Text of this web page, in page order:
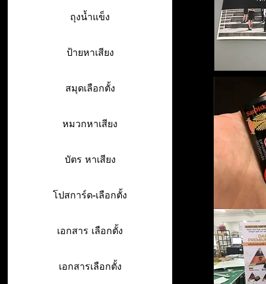
ถุงน้ำแข็ง
ป้ายหาเสียง
สมุดเลือกตั้ง
หมวกหาเสียง
บัตร หาเสียง
โปสการ์ด-เลือกตั้ง
เอกสาร เลือกตั้ง
เอกสารเลือกตั้ง